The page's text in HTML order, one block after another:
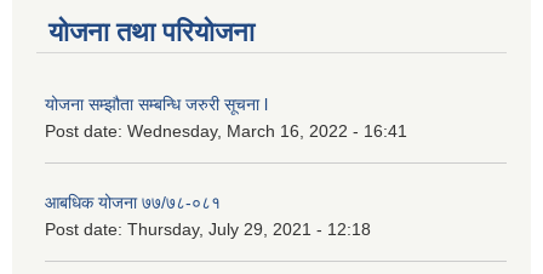
योजना तथा परियोजना
योजना सम्झौता सम्बन्धि जरुरी सूचना l
Post date: Wednesday, March 16, 2022 - 16:41
आबधिक योजना ७७/७८-०८१
Post date: Thursday, July 29, 2021 - 12:18